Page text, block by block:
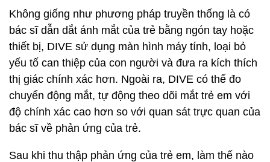
Không giống như phương pháp truyền thống là có
bác sĩ dẫn dắt ánh mắt của trẻ bằng ngón tay hoặc
thiết bị, DIVE sử dụng màn hình máy tính, loại bỏ
yếu tố can thiệp của con người và đưa ra kích thích
thị giác chính xác hơn. Ngoài ra, DIVE có thể đo
chuyển động mắt, tự động theo dõi mắt trẻ em với
độ chính xác cao hơn so với quan sát trực quan của
bác sĩ về phản ứng của trẻ.
Sau khi thu thập phản ứng của trẻ em, làm thế nào